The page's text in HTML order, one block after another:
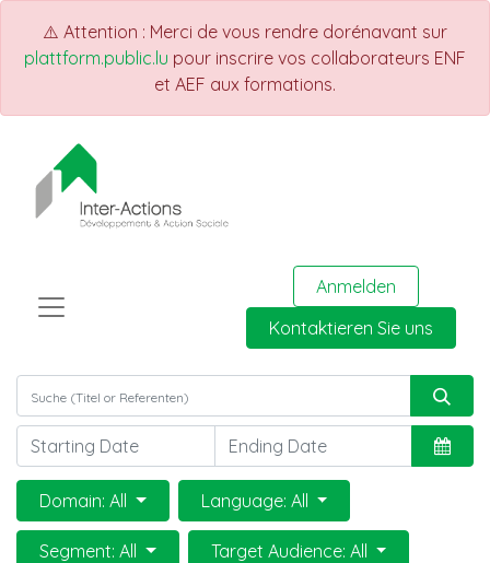
⚠️ Attention : Merci de vous rendre dorénavant sur
plattform.public.lu pour inscrire vos collaborateurs ENF
et AEF aux formations.
Anmelden
Kontaktieren Sie uns
Domain: All Language: All
Segment: All Target Audience: All